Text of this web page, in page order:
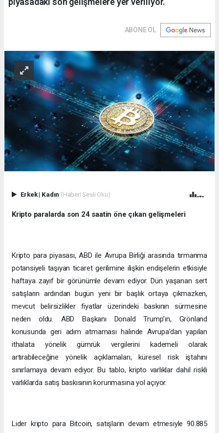
ABONE OL
Erkek| Kadın (Haberi Sesli Oku)
Kripto paralarda son 24 saatin öne çıkan gelişmeleri
Kripto para piyasası, ABD ile Avrupa Birliği arasında tırmanma
potansiyeli taşıyan ticaret gerilimine ilişkin endişelerin etkisiyle
haftaya zayıf bir görünümle devam ediyor. Dün yaşanan sert
satışların ardından bugün yeni bir başlık ortaya çıkmazken,
mevcut belirsizlikler fiyatlar üzerindeki baskının sürmesine
neden oldu. ABD Başkanı Donald Trump’ın, Grönland
konusunda geri adım atmaması halinde Avrupa’dan yapılan
ithalata yönelik gümrük vergilerini kademeli olarak
artırabileceğine yönelik açıklamaları, küresel risk iştahını
sınırlamaya devam ediyor. Bu tablo, kripto varlıklar dahil riskli
varlıklarda satış baskısının korunmasına yol açıyor.
Lider kripto para Bitcoin, satışların devam etmesiyle 90.885